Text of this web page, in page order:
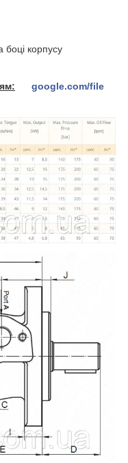
боці корпусу
google.com/file